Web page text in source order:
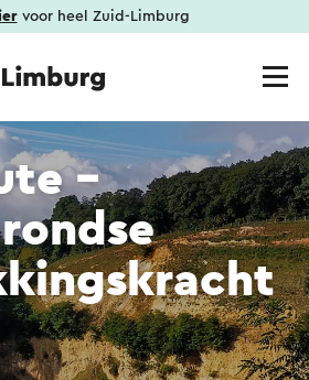
voor heel Zuid-Limburg
-